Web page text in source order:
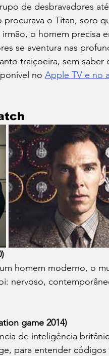
de desbravadores
procurava o Titan, soro
o homem precisa
se aventura nas
traiçoeira, sem
no Apple TV e no
homem moderno, o
nervoso,
game 2014)
de inteligência
para entender